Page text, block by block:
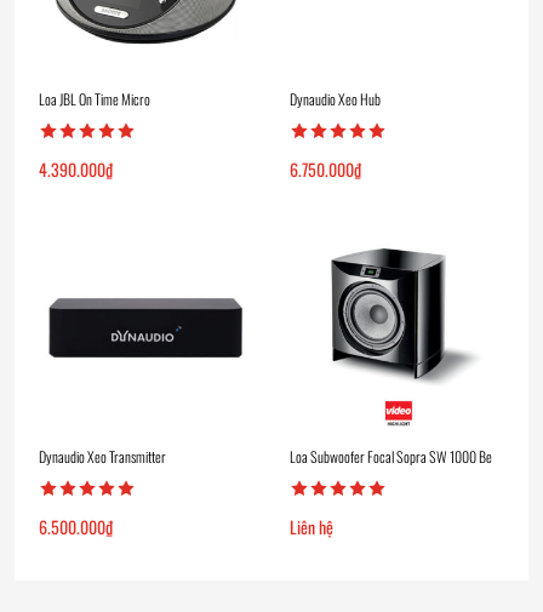
Loa JBL On Time Micro
4.390.000₫
Dynaudio Xeo Hub
6.750.000₫
Dynaudio Xeo Transmitter
6.500.000₫
Loa Subwoofer Focal Sopra SW 1000 Be
Liên hệ